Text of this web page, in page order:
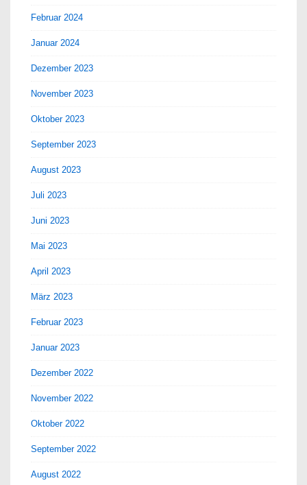
Februar 2024
Januar 2024
Dezember 2023
November 2023
Oktober 2023
September 2023
August 2023
Juli 2023
Juni 2023
Mai 2023
April 2023
März 2023
Februar 2023
Januar 2023
Dezember 2022
November 2022
Oktober 2022
September 2022
August 2022